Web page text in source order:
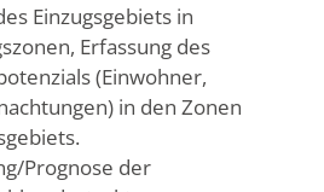
Einzugsgebiets in
Erfassung des
(Einwohner,
in den Zonen
Prognose der